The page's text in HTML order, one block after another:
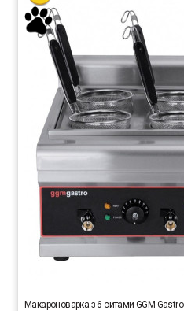
Макароноварка з 6 ситами GGM Gastro